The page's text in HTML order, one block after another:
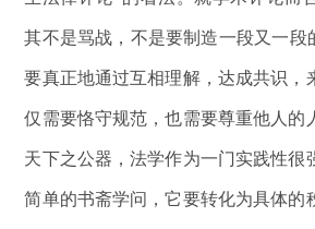
其不是骂战，不是要制造一段又一段
要真正地通过互相理解，达成共识，
仅需要恪守规范，也需要尊重他人的
天下之公器，法学作为一门实践性很
简单的书斋学问，它要转化为具体的